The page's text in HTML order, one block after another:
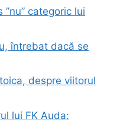
”nu” categoric lui
întrebat dacă se
despre viitorul
lui FK Auda: